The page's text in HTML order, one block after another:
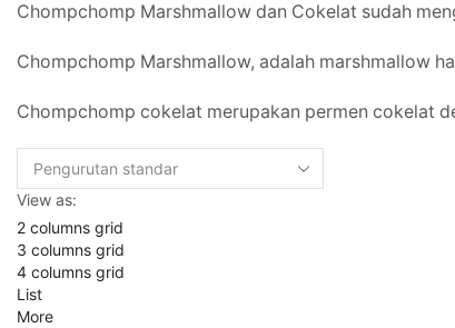
Chompchomp Marshmallow dan Cokelat sudah
Chompchomp Marshmallow, adalah marshmallow
Chompchomp cokelat merupakan permen cokelat
View as:
2 columns grid
3 columns grid
4 columns grid
List
More